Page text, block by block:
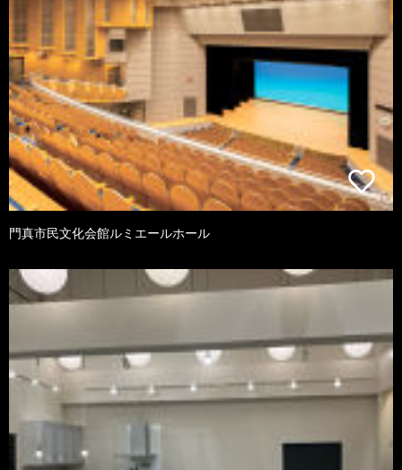
門真市民文化会館ルミエールホール